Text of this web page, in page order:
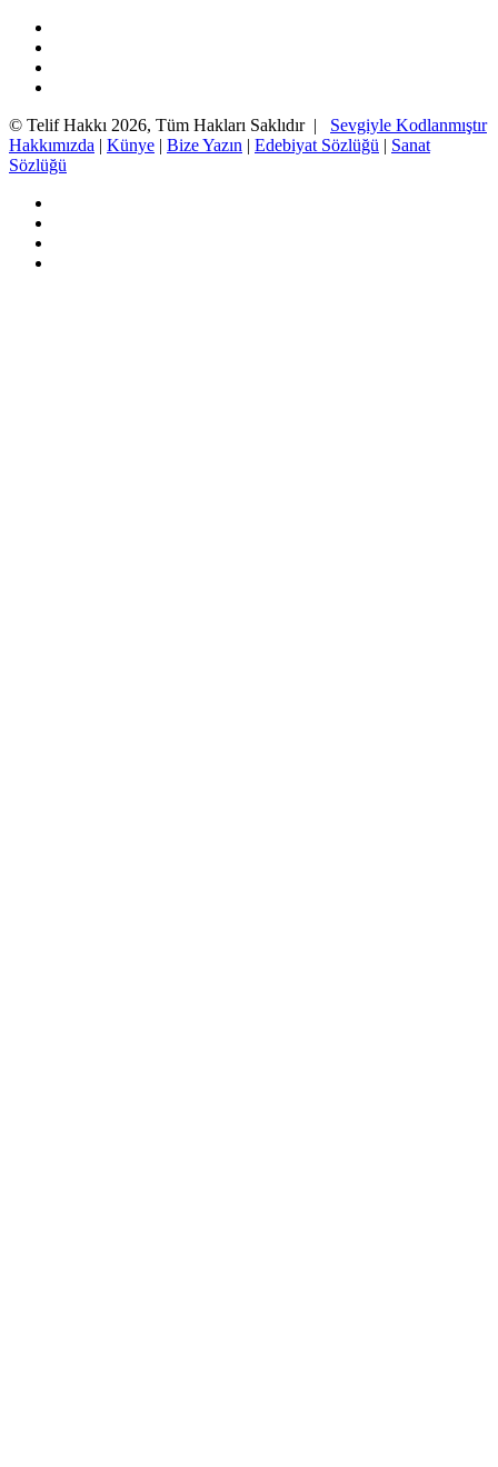
© Telif Hakkı 2026, Tüm Hakları Saklıdır | Sevgiyle Kodlanmıştır
Hakkımızda | Künye | Bize Yazın | Edebiyat Sözlüğü | Sanat
Sözlüğü